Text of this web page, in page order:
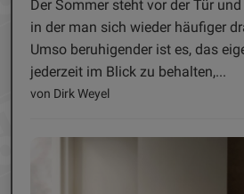
Der Sommer steht vor der Tür
in der man sich wieder häufiger
Umso beruhigender ist es, das
jederzeit im Blick zu behalten,...
von Dirk Weyel